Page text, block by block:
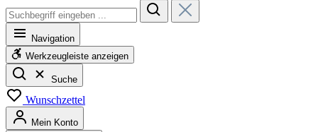
Navigation
Werkzeugleiste anzeigen
Suche
Wunschzettel
Mein Konto